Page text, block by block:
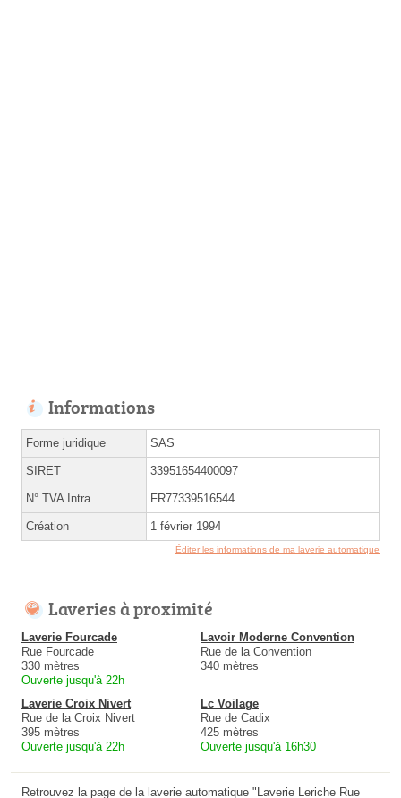
Informations
Forme juridique SAS
SIRET 33951654400097
N° TVA Intra. FR77339516544
Création 1 février 1994
Éditer les informations de ma laverie automatique
Laveries à proximité
Laverie Fourcade
Rue Fourcade
330 mètres
Ouverte jusqu'à 22h
Lavoir Moderne Convention
Rue de la Convention
340 mètres
Laverie Croix Nivert
Rue de la Croix Nivert
395 mètres
Ouverte jusqu'à 22h
Lc Voilage
Rue de Cadix
425 mètres
Ouverte jusqu'à 16h30
Retrouvez la page de la laverie automatique "Laverie Leriche Rue